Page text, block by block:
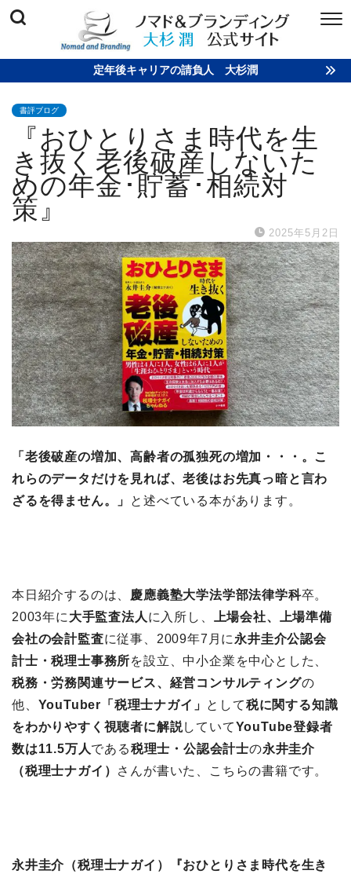
定年後キャリアの請負人 大杉潤
書評ブログ
『おひとりさま時代を生
き抜く老後破産しないた
めの年金･貯蓄･相続対
策』
2025年5月2日
「老後破産の増加、高齢者の孤独死の増加・・・。こ
れらのデータだけを見れば、老後はお先真っ暗と言わ
ざるを得ません。」
と述べている本があります。
本日紹介するのは、 慶應義塾大学法学部法律学科卒。
2003年に 大手監査法人 に入所し、
上場会社、上場準備
会社の会計監査に従事、2009年7月に 永井圭介公認会
計士・税理士事務所を設立、中小企業を中心とした、
税務・労務関連サービス、経営コンサルティングの
他、 YouTuber「税理士ナガイ」 として税に関する知識
をわかりやすく視聴者に解説していてYouTube登録者
数は11.5万人である税理士・公認会計士の永井圭介
（税理士ナガイ） さんが書いた、こちらの書籍です。
永井圭介（税理士ナガイ）『おひとりさま時代を生き